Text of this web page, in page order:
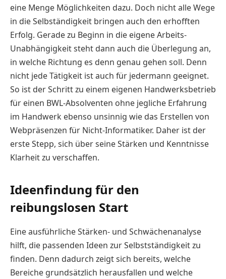
eine Menge Möglichkeiten dazu. Doch nicht alle Wege
in die Selbständigkeit bringen auch den erhofften
Erfolg. Gerade zu Beginn in die eigene Arbeits-
Unabhängigkeit steht dann auch die Überlegung an,
in welche Richtung es denn genau gehen soll. Denn
nicht jede Tätigkeit ist auch für jedermann geeignet.
So ist der Schritt zu einem eigenen Handwerksbetrieb
für einen BWL-Absolventen ohne jegliche Erfahrung
im Handwerk ebenso unsinnig wie das Erstellen von
Webpräsenzen für Nicht-Informatiker. Daher ist der
erste Stepp, sich über seine Stärken und Kenntnisse
Klarheit zu verschaffen.
Ideenfindung für den
reibungslosen Start
Eine ausführliche Stärken- und Schwächenanalyse
hilft, die passenden Ideen zur Selbstständigkeit zu
finden. Denn dadurch zeigt sich bereits, welche
Bereiche grundsätzlich herausfallen und welche